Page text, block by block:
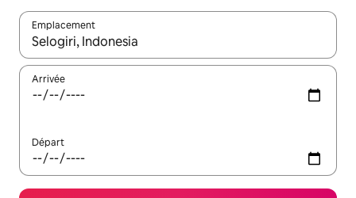
Emplacement
Quand les résultats sont affichés, parcourez-les en utilisant
Arrivée
Départ